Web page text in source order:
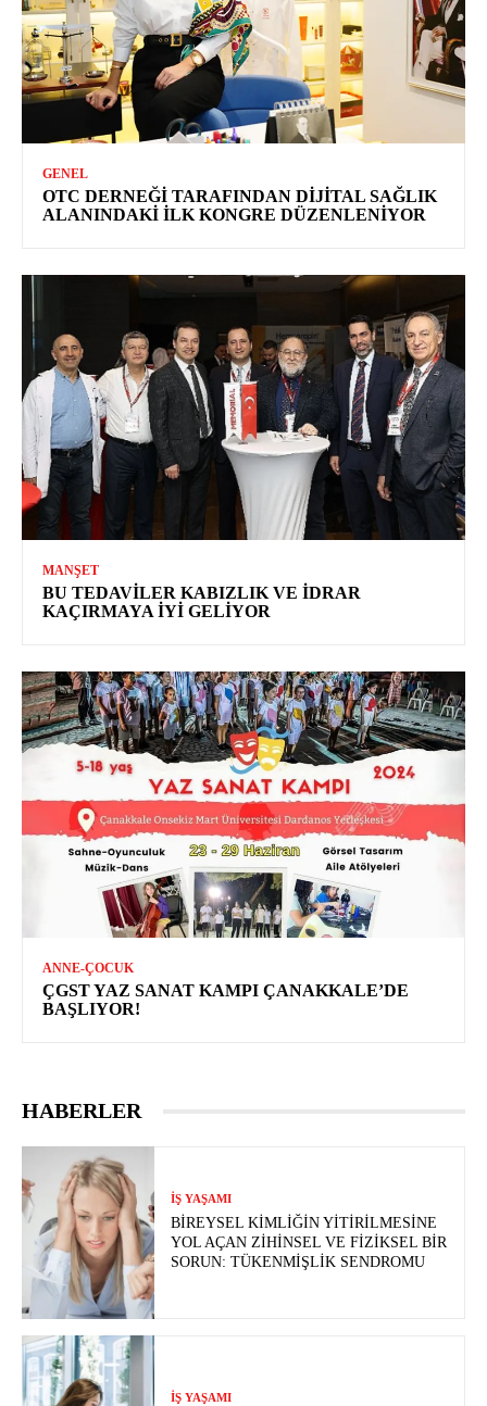
GENEL
OTC DERNEĞI TARAFINDAN DIJITAL SAĞLIK
ALANINDAKI İLK KONGRE DÜZENLENIYOR
MANŞET
BU TEDAVILER KABIZLIK VE İDRAR
KAÇIRMAYA İYI GELIYOR
ANNE-ÇOCUK
ÇGST YAZ SANAT KAMPI ÇANAKKALE’DE
BAŞLIYOR!
HABERLER
İŞ YAŞAMI
BIREYSEL KIMLIĞIN YITIRILMESINE
YOL AÇAN ZIHINSEL VE FIZIKSEL BIR
SORUN: TÜKENMIŞLIK SENDROMU
İŞ YAŞAMI